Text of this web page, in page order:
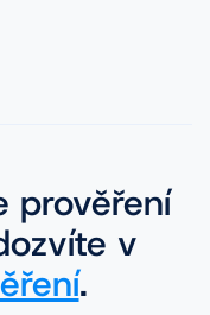
prověření
v
.